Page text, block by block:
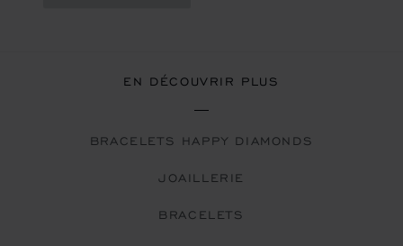
EN DÉCOUVRIR PLUS
BRACELETS HAPPY DIAMONDS
JOAILLERIE
BRACELETS